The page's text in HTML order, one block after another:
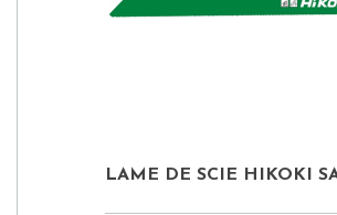
LAME DE SCIE HIKOKI